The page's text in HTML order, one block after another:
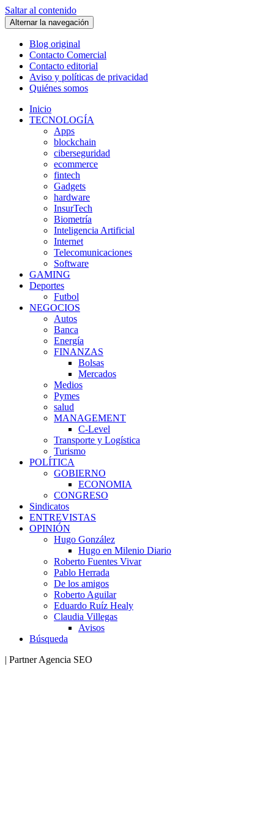
Saltar al contenido
Alternar la navegación
Blog original
Contacto Comercial
Contacto editorial
Aviso y políticas de privacidad
Quiénes somos
Inicio
TECNOLOGÍA
Apps
blockchain
ciberseguridad
ecommerce
fintech
Gadgets
hardware
InsurTech
Biometría
Inteligencia Artificial
Internet
Telecomunicaciones
Software
GAMING
Deportes
Futbol
NEGOCIOS
Autos
Banca
Energía
FINANZAS
Bolsas
Mercados
Medios
Pymes
salud
MANAGEMENT
C-Level
Transporte y Logística
Turismo
POLÍTICA
GOBIERNO
ECONOMIA
CONGRESO
Sindicatos
ENTREVISTAS
OPINIÓN
Hugo González
Hugo en Milenio Diario
Roberto Fuentes Vivar
Pablo Herrada
De los amigos
Roberto Aguilar
Eduardo Ruíz Healy
Claudia Villegas
Avisos
Búsqueda
| Partner Agencia SEO